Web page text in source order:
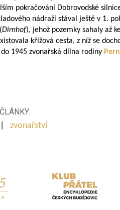
pokračování Dobrovodské
nádraží stával ještě v 1.
(Dirnhof), jehož pozemky sahaly až
křížová cesta, z níž se
1945 zvonařská dílna rodiny
zvonařství